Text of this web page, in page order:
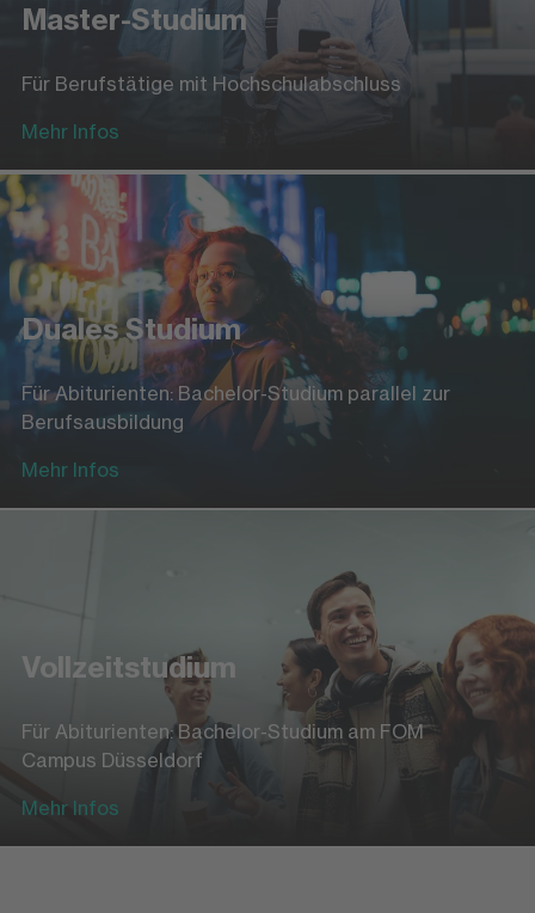
Master-Studium
Für Berufstätige mit Hochschulabschluss
Mehr Infos
Duales Studium
Für Abiturienten: Bachelor-Studium parallel zur
Berufsausbildung
Mehr Infos
Vollzeitstudium
Für Abiturienten: Bachelor-Studium am FOM
Campus Düsseldorf
Mehr Infos